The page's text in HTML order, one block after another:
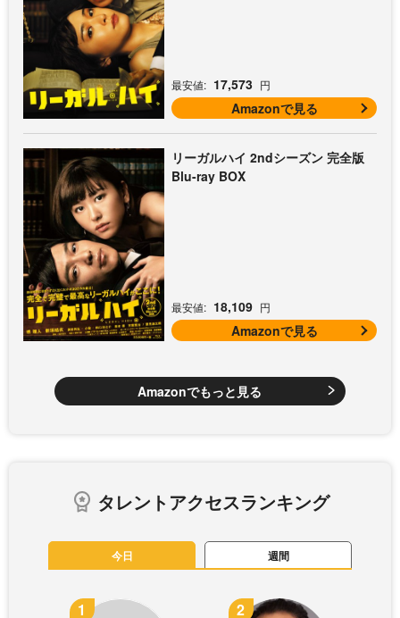
最安値: 17,573 円
Amazonで見る
リーガルハイ 2ndシーズン 完全版
Blu-ray BOX
最安値: 18,109 円
Amazonで見る
Amazonでもっと見る
タレントアクセスランキング
今日 週間